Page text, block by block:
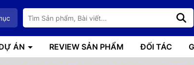
ÁN REVIEW SẢN PHẨM ĐỐI TÁC